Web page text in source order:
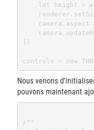
let height =
camera.aspect
})
Nous venons
pouvons maintenant
/**